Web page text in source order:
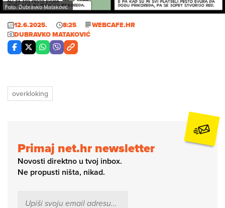
Foto: Dubravko Mataković
12.6.2025. 8:25
WEBCAFE.HR
DUBRAVKO MATAKOVIĆ
overkloking
Primaj net.hr newsletter
Novosti direktno u tvoj inbox.
Ne propusti ništa, nikad.